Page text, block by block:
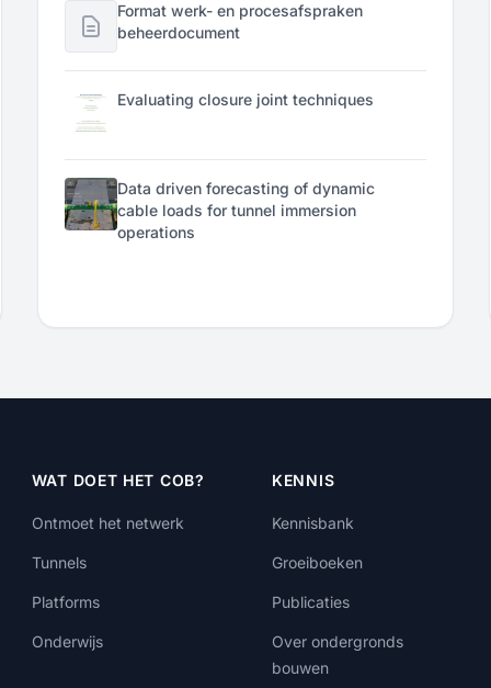
Format werk- en procesafspraken
beheerdocument
Evaluating closure joint techniques
Data driven forecasting of dynamic
cable loads for tunnel immersion
operations
WAT DOET HET COB?
Ontmoet het netwerk
Tunnels
Platforms
Onderwijs
KENNIS
Kennisbank
Groeiboeken
Publicaties
Over ondergronds
bouwen